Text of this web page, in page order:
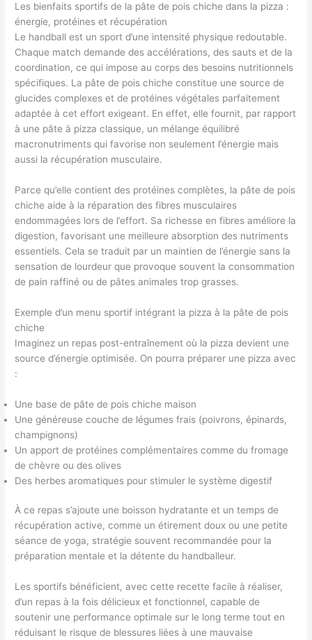
Les bienfaits sportifs de la pâte de pois chiche dans la pizza :
énergie, protéines et récupération
Le handball est un sport d’une intensité physique redoutable.
Chaque match demande des accélérations, des sauts et de la
coordination, ce qui impose au corps des besoins nutritionnels
spécifiques. La pâte de pois chiche constitue une source de
glucides complexes et de protéines végétales parfaitement
adaptée à cet effort exigeant. En effet, elle fournit, par rapport
à une pâte à pizza classique, un mélange équilibré
macronutriments qui favorise non seulement l’énergie mais
aussi la récupération musculaire.
Parce qu’elle contient des protéines complètes, la pâte de pois
chiche aide à la réparation des fibres musculaires
endommagées lors de l’effort. Sa richesse en fibres améliore la
digestion, favorisant une meilleure absorption des nutriments
essentiels. Cela se traduit par un maintien de l’énergie sans la
sensation de lourdeur que provoque souvent la consommation
de pain raffiné ou de pâtes animales trop grasses.
Exemple d’un menu sportif intégrant la pizza à la pâte de pois
chiche
Imaginez un repas post-entraînement où la pizza devient une
source d’énergie optimisée. On pourra préparer une pizza avec
:
Une base de pâte de pois chiche maison
Une généreuse couche de légumes frais (poivrons, épinards,
champignons)
Un apport de protéines complémentaires comme du fromage
de chèvre ou des olives
Des herbes aromatiques pour stimuler le système digestif
À ce repas s’ajoute une boisson hydratante et un temps de
récupération active, comme un étirement doux ou une petite
séance de yoga, stratégie souvent recommandée pour la
préparation mentale et la détente du handballeur.
Les sportifs bénéficient, avec cette recette facile à réaliser,
d’un repas à la fois délicieux et fonctionnel, capable de
soutenir une performance optimale sur le long terme tout en
réduisant le risque de blessures liées à une mauvaise